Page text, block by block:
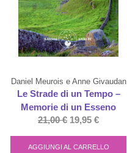
Daniel Meurois e Anne Givaudan
Le Strade di un Tempo –
Memorie di un Esseno
21,00€ 19,95 €
AGGIUNGI AL CARRELLO